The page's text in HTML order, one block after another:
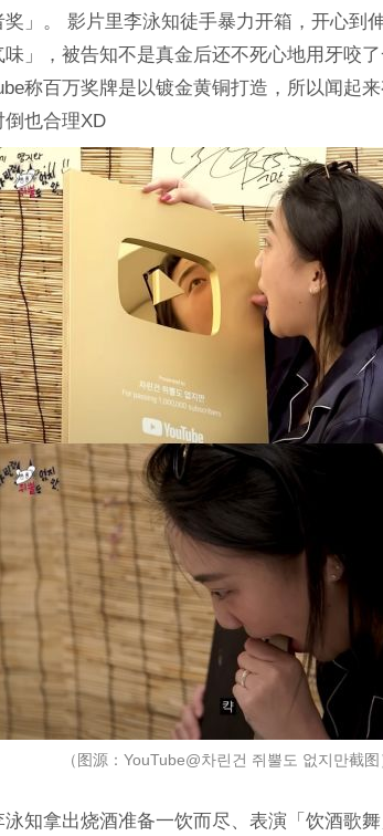
奖」。 影片里李泳知徒手暴力开箱，开心到
味」，被告知不是真金后还不死心地用牙咬
称百万奖牌是以镀金黄铜打造，所以闻起
倒也合理XD
（图源：YouTube@차린건 쥐뿔도 없지만截图
泳知拿出烧酒准备一饮而尽、表演「饮酒歌